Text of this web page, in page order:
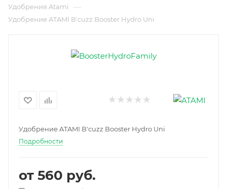
Удобрения Atami —
Удобрение ATAMI B'cuzz Booster Hydro Uni
Удобрение ATAMI B'cuzz Booster Hydro Uni
Подробности
от 560 руб.